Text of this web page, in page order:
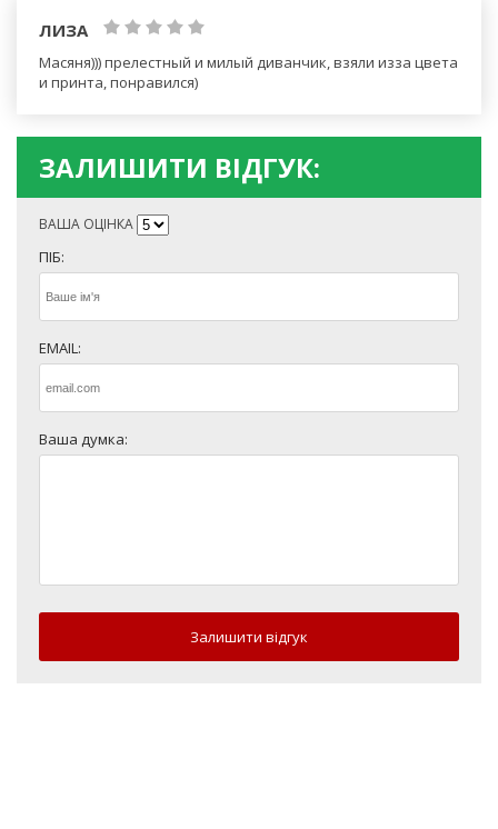
ЛИЗА
Масяня))) прелестный и милый диванчик, взяли изза цвета
и принта, понравился)
ЗАЛИШИТИ ВІДГУК:
ВАША ОЦІНКА
ПІБ:
EMAIL:
Ваша думка:
Залишити відгук